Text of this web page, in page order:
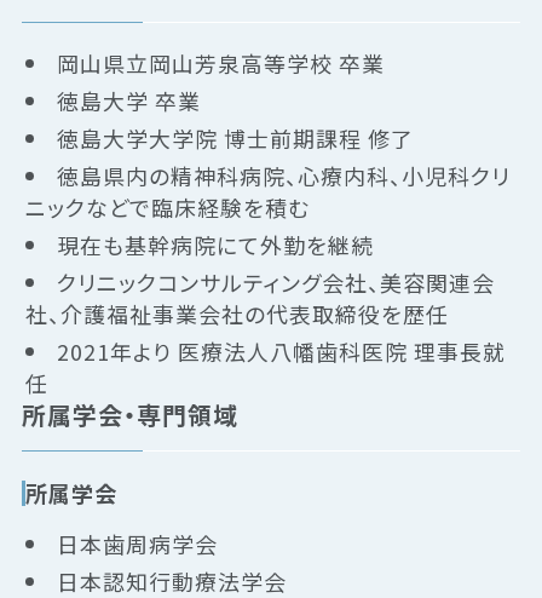
岡山県立岡山芳泉高等学校 卒業
徳島大学 卒業
徳島大学大学院 博士前期課程 修了
徳島県内の精神科病院、心療内科、小児科クリ
ニックなどで臨床経験を積む
現在も基幹病院にて外勤を継続
クリニックコンサルティング会社、美容関連会
社、介護福祉事業会社の代表取締役を歴任
2021年より 医療法人八幡歯科医院 理事長就
任
所属学会・専門領域
所属学会
日本歯周病学会
日本認知行動療法学会